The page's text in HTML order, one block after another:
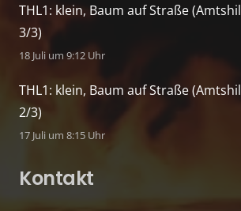
THL1: klein, Baum auf Straße
3/3)
18 Juli um 9:12 Uhr
THL1: klein, Baum auf Straße
2/3)
17 Juli um 8:15 Uhr
Kontakt